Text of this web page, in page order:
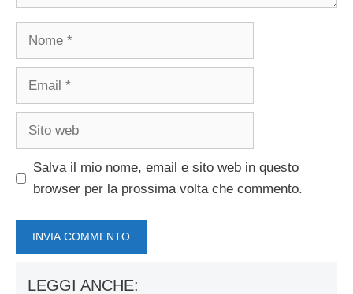
Nome
Email
Sito
Salva il mio nome, email e sito web in questo
browser per la prossima volta che commento.
LEGGI ANCHE: